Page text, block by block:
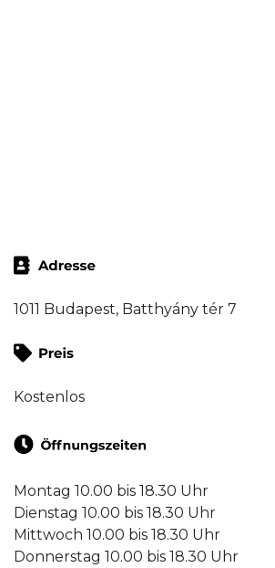
1011 Budapest, Batthyány tér 7
Kostenlos
Montag 10.00 bis 18.30 Uhr
Dienstag 10.00 bis 18.30 Uhr
Mittwoch 10.00 bis 18.30 Uhr
Donnerstag 10.00 bis 18.30 Uhr